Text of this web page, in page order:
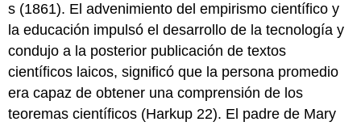
s (1861). El advenimiento del empirismo científico y
la educación impulsó el desarrollo de la tecnología y
condujo a la posterior publicación de textos
científicos laicos, significó que la persona promedio
era capaz de obtener una comprensión de los
teoremas científicos (Harkup 22). El padre de Mary